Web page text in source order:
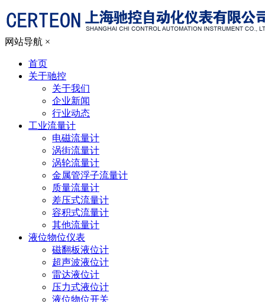
网站导航 ×
首页
关于驰控
关于我们
企业新闻
行业动态
工业流量计
电磁流量计
涡街流量计
涡轮流量计
金属管浮子流量计
质量流量计
差压式流量计
容积式流量计
其他流量计
液位物位仪表
磁翻板液位计
超声波液位计
雷达液位计
压力式液位计
液位物位开关